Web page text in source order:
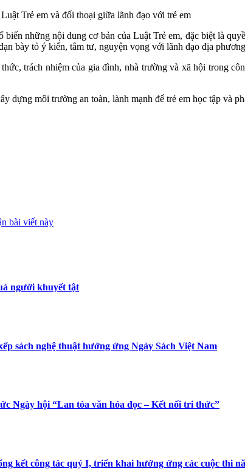
những nội dung cơ bản của Luật Trẻ em, đặc biệt là
bày tỏ ý kiến, tâm tư, nguyện vọng với lãnh đạo địa
trách nhiệm của gia đình, nhà trường và xã hội trong
dựng môi trường an toàn, lành mạnh để trẻ em học tập và
bài viết này
người khuyết tật
sách nghệ thuật hưởng ứng Ngày Sách Việt Nam
Ngày hội “Lan tỏa văn hóa đọc – Kết nối tri thức”
kết công tác quý I, triển khai hưởng ứng các cuộc thi